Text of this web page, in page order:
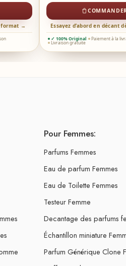
format → Essayez d’abord en décant
✓ 100% Original Paiement à la
Livraison gratuite
Pour Femmes:
Parfums Femmes
Eau de parfum Femmes
Eau de Toilette Femmes
Testeur Femme
Decantage des parfums
Échantillon miniature
Parfum Générique Clone